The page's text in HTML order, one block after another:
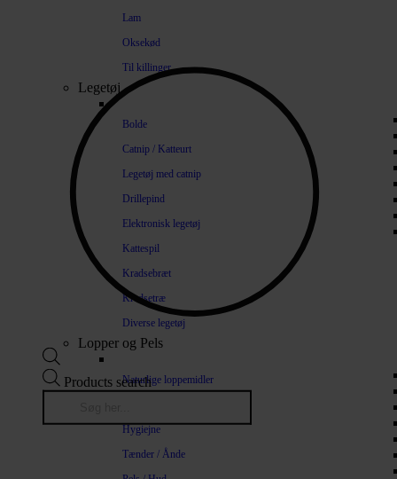
Lam
Oksekød
Til killinger
Legetøj
Bolde
Catnip / Katteurt
Legetøj med catnip
Drillepind
Elektronisk legetøj
Kattespil
Kradsebræt
Kradsetræ
Diverse legetøj
Lopper og Pels
Naturlige loppemidler
Hygiejne
Tænder / Ånde
Products search